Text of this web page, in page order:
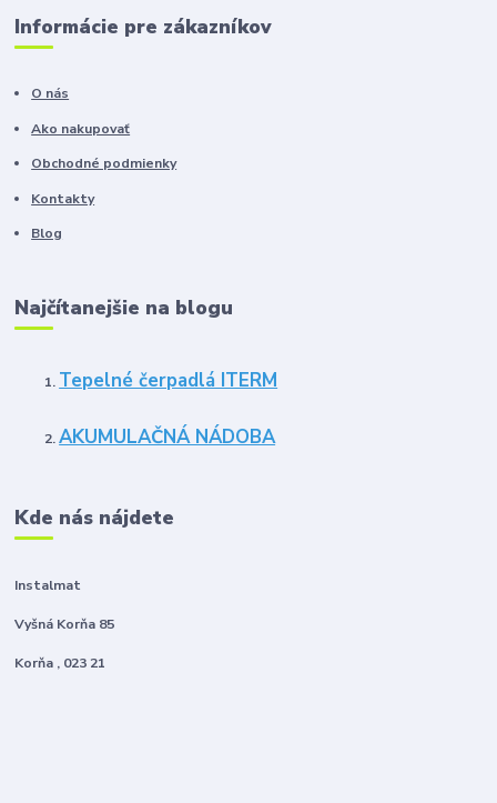
Informácie pre zákazníkov
O nás
Ako nakupovať
Obchodné podmienky
Kontakty
Blog
Najčítanejšie na blogu
Tepelné čerpadlá ITERM
AKUMULAČNÁ NÁDOBA
Kde nás nájdete
Instalmat
Vyšná Korňa 85
Korňa , 023 21